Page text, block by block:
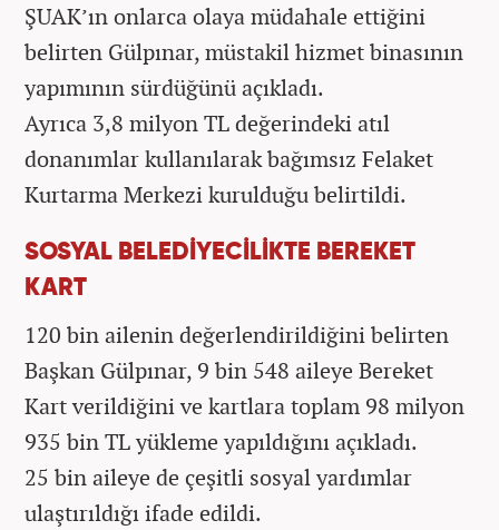
ŞUAK’ın onlarca olaya müdahale ettiğini
belirten Gülpınar, müstakil hizmet binasının
yapımının sürdüğünü açıkladı.
Ayrıca 3,8 milyon TL değerindeki atıl
donanımlar kullanılarak bağımsız Felaket
Kurtarma Merkezi kurulduğu belirtildi.
SOSYAL BELEDİYECİLİKTE BEREKET
KART
120 bin ailenin değerlendirildiğini belirten
Başkan Gülpınar, 9 bin 548 aileye Bereket
Kart verildiğini ve kartlara toplam 98 milyon
935 bin TL yükleme yapıldığını açıkladı.
25 bin aileye de çeşitli sosyal yardımlar
ulaştırıldığı ifade edildi.